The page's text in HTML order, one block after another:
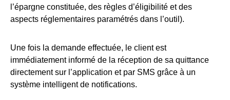
l’épargne constituée, des règles d’éligibilité et des
aspects réglementaires paramétrés dans l’outil).
Une fois la demande effectuée, le client est
immédiatement informé de la réception de sa quittance
directement sur l’application et par SMS grâce à un
système intelligent de notifications.